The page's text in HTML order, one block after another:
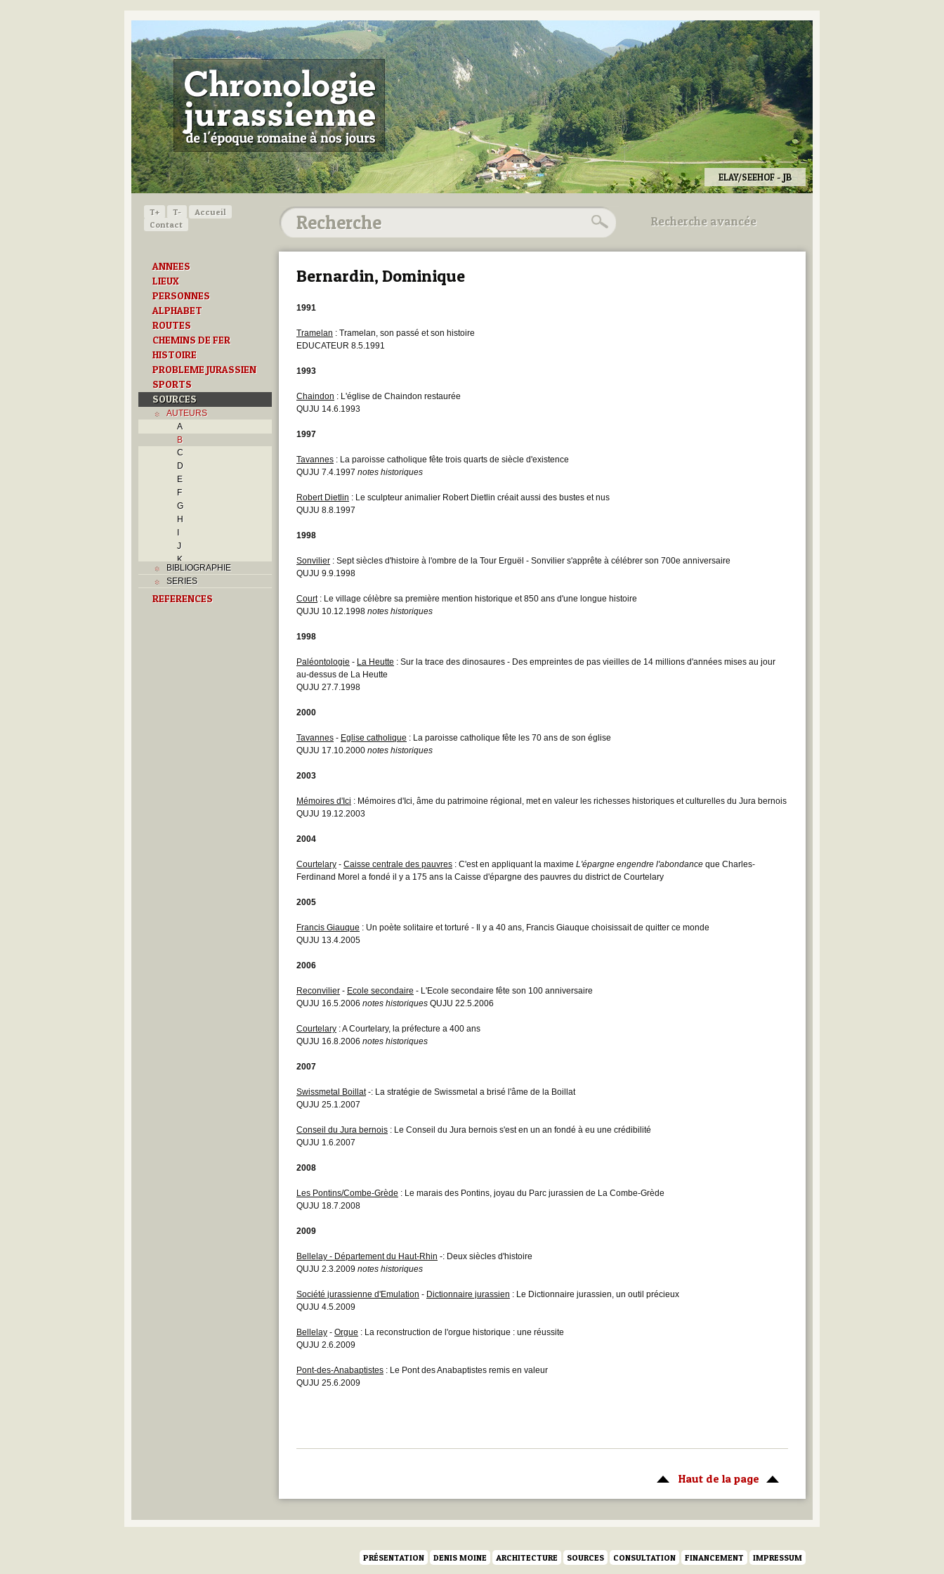
ELAY/SEEHOF - JB
T+ T-
Accueil
Contact
ANNEES
LIEUX
PERSONNES
ALPHABET
ROUTES
CHEMINS DE FER
HISTOIRE
PROBLEME JURASSIEN
SPORTS
SOURCES
AUTEURS
A
B
C
D
E
F
G
H
I
J
K
L
M
N
BIBLIOGRAPHIE
SERIES
REFERENCES
Recherche avancée
Utilisez les champs ci-dessous
Bernardin, Dominique
1991
Tramelan : Tramelan, son passé et son histoire
EDUCATEUR 8.5.1991
1993
Chaindon : L'église de Chaindon restaurée
QUJU 14.6.1993
1997
Tavannes : La paroisse catholique fête trois quarts de siècle d'existence
QUJU 7.4.1997 notes historiques
Robert Dietlin : Le sculpteur animalier Robert Dietlin créait aussi des bustes et nus
QUJU 8.8.1997
1998
Sonvilier : Sept siècles d'histoire à l'ombre de la Tour Erguël - Sonvilier s'apprête à célébrer son 700e anniversaire
QUJU 9.9.1998
Court: Le village célèbre sa première mention historique et 850 ans d'une longue histoire
QUJU 10.12.1998 notes historiques
1998
Paléontologie - La Heutte : Sur la trace des dinosaures - Des empreintes de pas vieilles de 14 millions d'années mises au jour
au-dessus de La Heutte
QUJU 27.7.1998
2000
Tavannes - Eglise catholique : La paroisse catholique fête les 70 ans de son église
QUJU 17.10.2000 notes historiques
2003
Mémoires d'Ici : Mémoires d'Ici, âme du patrimoine régional, met en valeur les richesses historiques et culturelles du Jura bernois
QUJU 19.12.2003
2004
Courtelary - Caisse centrale des pauvres : C'est en appliquant la maxime L'épargne engendre l'abondance que Charles-
Ferdinand Morel a fondé il y a 175 ans la Caisse d'épargne des pauvres du district de Courtelary
2005
Francis Giauque : Un poète solitaire et torturé - Il y a 40 ans, Francis Giauque choisissait de quitter ce monde
QUJU 13.4.2005
2006
Reconvilier - Ecole secondaire - L'Ecole secondaire fête son 100 anniversaire
QUJU 16.5.2006 notes historiques QUJU 22.5.2006
Courtelary : A Courtelary, la préfecture a 400 ans
QUJU 16.8.2006 notes historiques
2007
Swissmetal Boillat-: La stratégie de Swissmetal a brisé l'âme de la Boillat
QUJU 25.1.2007
Conseil du Jura bernois : Le Conseil du Jura bernois s'est en un an fondé à eu une crédibilité
QUJU 1.6.2007
2008
Les Pontins/Combe-Grède : Le marais des Pontins, joyau du Parc jurassien de La Combe-Grède
QUJU 18.7.2008
2009
Bellelay - Département du Haut-Rhin -: Deux siècles d'histoire
QUJU 2.3.2009 notes historiques
Société jurassienne d'Emulation - Dictionnaire jurassien : Le Dictionnaire jurassien, un outil précieux
QUJU 4.5.2009
Bellelay - Orgue : La reconstruction de l'orgue historique : une réussite
QUJU 2.6.2009
Pont-des-Anabaptistes : Le Pont des Anabaptistes remis en valeur
QUJU 25.6.2009
Haut de la page
PRÉSENTATION DENIS MOINE ARCHITECTURE SOURCES CONSULTATION FINANCEMENT IMPRESSUM